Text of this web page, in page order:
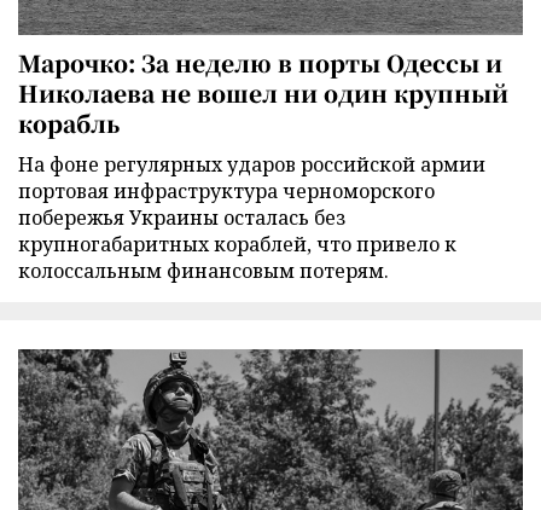
Марочко: За неделю в порты Одессы и
Николаева не вошел ни один крупный
корабль
На фоне регулярных ударов российской армии
портовая инфраструктура черноморского
побережья Украины осталась без
крупногабаритных кораблей, что привело к
колоссальным финансовым потерям.